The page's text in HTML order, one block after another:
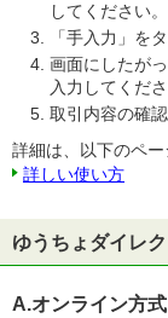
してください。
「手入力」を
画面にしたが
入力してくださ
取引内容の確
詳細は、以下のペー
詳しい使い方
ゆうちょダイレ
A.オンライン方